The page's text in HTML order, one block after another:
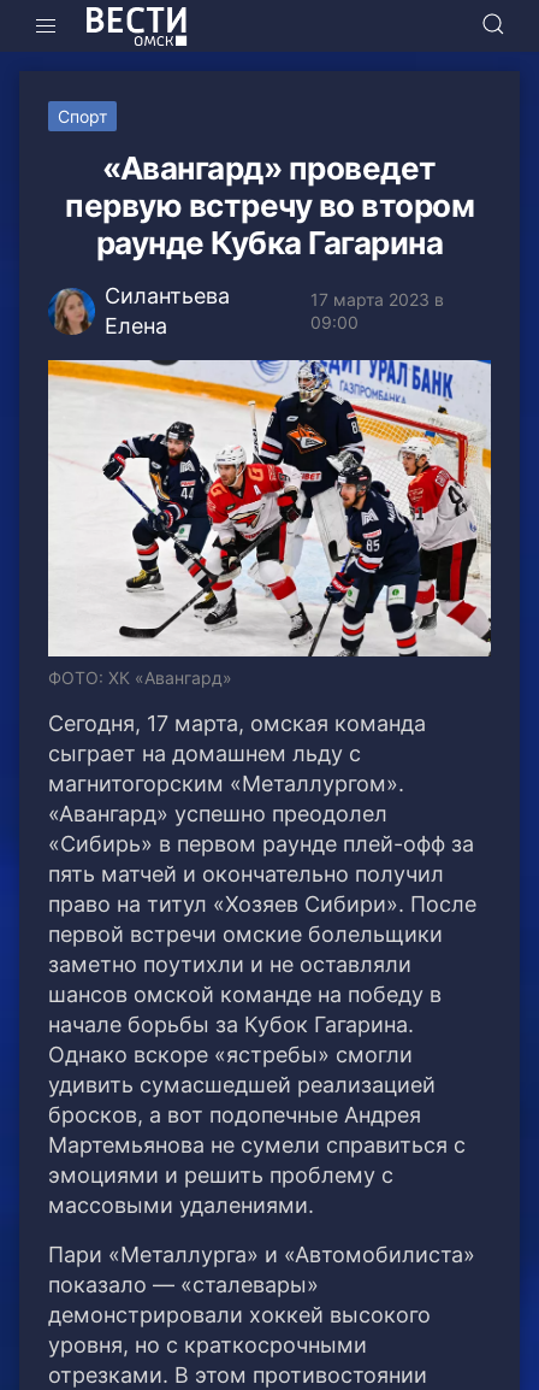
Спорт
«Авангард» проведет
первую встречу во втором
раунде Кубка Гагарина
Силантьева
Елена
17 марта 2023 в
09:00
ФОТО: ХК «Авангард»
Сегодня, 17 марта, омская команда
сыграет на домашнем льду с
магнитогорским «Металлургом».
«Авангард» успешно преодолел
«Сибирь» в первом раунде плей-офф за
пять матчей и окончательно получил
право на титул «Хозяев Сибири». После
первой встречи омские болельщики
заметно поутихли и не оставляли
шансов омской команде на победу в
начале борьбы за Кубок Гагарина.
Однако вскоре «ястребы» смогли
удивить сумасшедшей реализацией
бросков, а вот подопечные Андрея
Мартемьянова не сумели справиться с
эмоциями и решить проблему с
массовыми удалениями.
Пари «Металлурга» и «Автомобилиста»
показало — «сталевары»
демонстрировали хоккей высокого
уровня, но с краткосрочными
отрезками. В этом противостоянии